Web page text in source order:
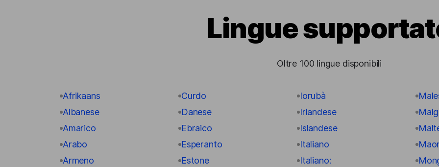
Lingue
Oltre 100 lingue disponibili
Afrikaans
Albanese
Amarico
Arabo
Armeno
Curdo
Danese
Ebraico
Esperanto
Estone
Iorubà
Irlandese
Islandese
Italiano
Italiano: